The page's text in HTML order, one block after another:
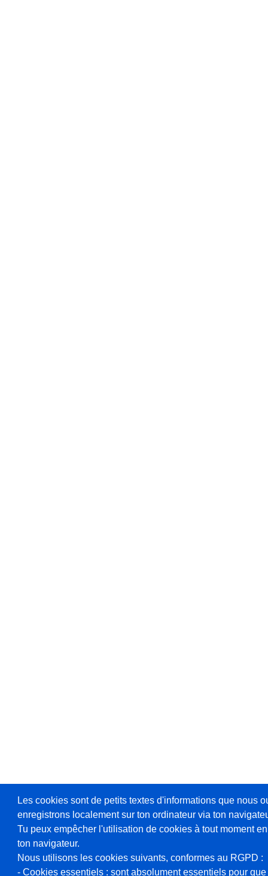
Les cookies sont de petits textes d'informations que nous
enregistrons localement sur ton ordinateur via ton
Tu peux empêcher l'utilisation de cookies à tout moment
ton navigateur.
Nous utilisons les cookies suivants, conformes au RGPD :
- Cookies essentiels : sont absolument essentiels pour